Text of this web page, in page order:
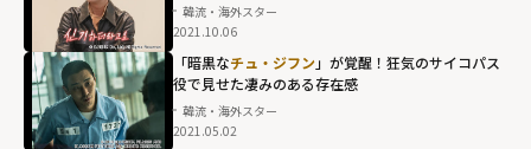
韓流・海外スター
2021.10.06
「暗黒なチュ・ジフン」が覚醒！狂気のサイコパス
役で見せた凄みのある存在感
韓流・海外スター
2021.05.02